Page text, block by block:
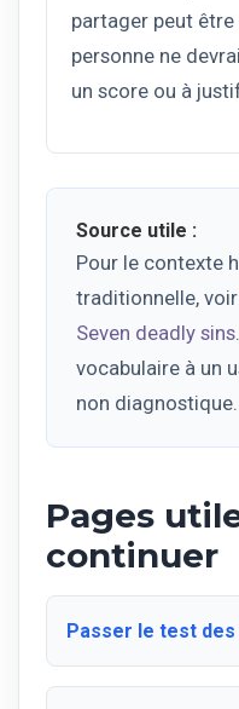
partager peut
personne ne
un score ou à
Source utile :
Pour le contexte
traditionnelle,
Seven deadly sins
vocabulaire à un
non diagnostique.
Pages
continuer
Passer le test des